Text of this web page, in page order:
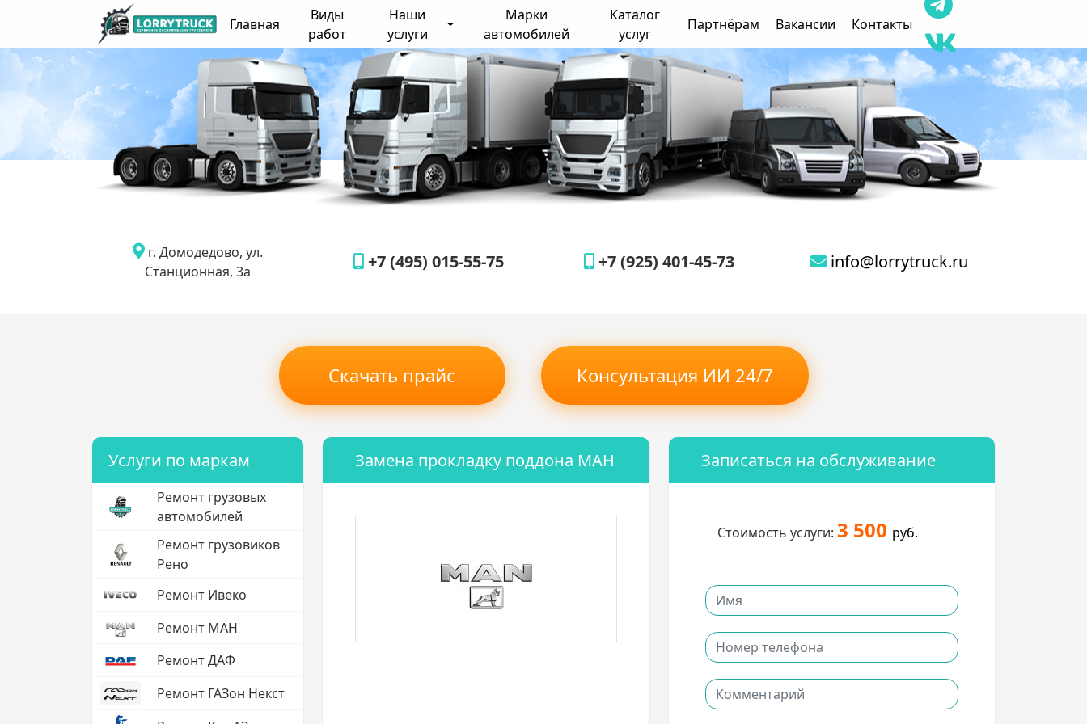
Главная
Виды
работ
Наши
услуги
Марки
автомобилей
Каталог
услуг
Партнёрам Вакансии Контакты
г. Домодедово, ул.
Станционная, 3а
+7 (495) 015-55-75 +7 (925) 401-45-73 info@lorrytruck.ru
Скачать прайс Консультация ИИ 24/7
Услуги по маркам
Ремонт грузовых
автомобилей
Ремонт грузовиков
Рено
Ремонт Ивеко
Ремонт МАН
Ремонт ДАФ
Ремонт ГАЗон Некст
Замена прокладку поддона МАН Записаться на обслуживание
Стоимость услуги: 3 500 руб.